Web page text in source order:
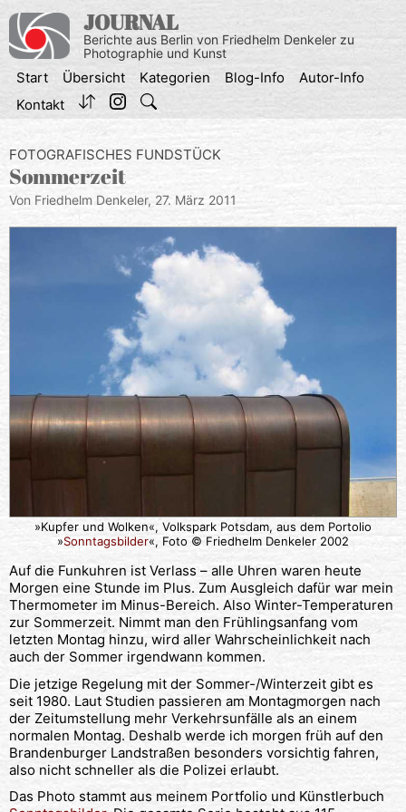
Inhalt
springen
JOURNAL
Berichte aus Berlin von Friedhelm Denkeler zu
Photographie und Kunst
Start Übersicht Kategorien Blog-Info
Autor-Info
Kontakt
FOTOGRAFISCHES FUNDSTÜCK
Sommerzeit
Von Friedhelm Denkeler, 27. März 2011
»Kupfer und Wolken«, Volkspark Potsdam, aus dem Portolio
»Sonntagsbilder«, Foto © Friedhelm Denkeler 2002
Auf die Funkuhren ist Verlass – alle Uhren waren heute
Morgen eine Stunde im Plus. Zum Ausgleich dafür war mein
Thermometer im Minus-Bereich. Also Winter-Temperaturen
zur Sommerzeit. Nimmt man den Frühlingsanfang vom
letzten Montag hinzu, wird aller Wahrscheinlichkeit nach
auch der Sommer irgendwann kommen.
Die jetzige Regelung mit der Sommer-/Winterzeit gibt es
seit 1980. Laut Studien passieren am Montagmorgen nach
der Zeitumstellung mehr Verkehrsunfälle als an einem
normalen Montag. Deshalb werde ich morgen früh auf den
Brandenburger Landstraßen besonders vorsichtig fahren,
also nicht schneller als die Polizei erlaubt.
Das Photo stammt aus meinem Portfolio und Künstlerbuch